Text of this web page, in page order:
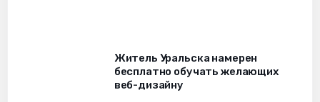
Житель Уральска намерен
бесплатно обучать желающих
веб-дизайну